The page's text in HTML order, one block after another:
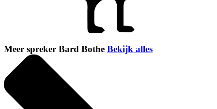
Meer spreker Bard Bothe Bekijk alles